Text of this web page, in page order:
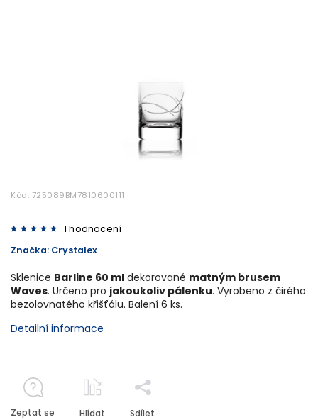
Kód: 725089BM7810600111
1 hodnocení
Značka: Crystalex
Sklenice Barline 60 ml dekorované matným brusem
Waves. Určeno pro jakoukoliv pálenku. Vyrobeno z čirého
bezolovnatého křišťálu. Balení 6 ks.
Detailní informace
Zeptat se Hlídat Sdílet